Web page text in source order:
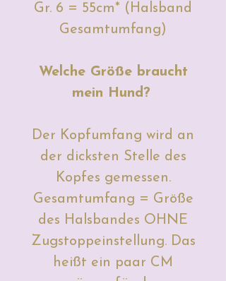
Gr. 6 = 55cm* (Halsband
Gesamtumfang)
Welche Größe braucht
mein Hund?
Der Kopfumfang wird an
der dicksten Stelle des
Kopfes gemessen.
Gesamtumfang = Größe
des Halsbandes OHNE
Zugstoppeinstellung. Das
heißt ein paar CM